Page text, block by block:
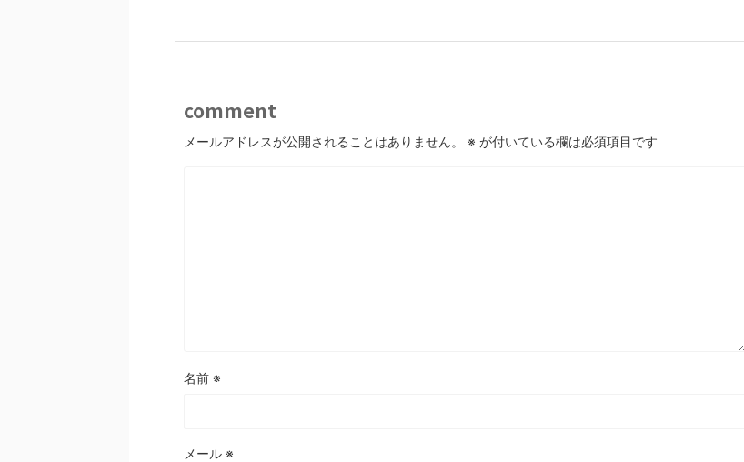
comment
メールアドレスが公開されることはありません。 ※ が付いている欄は必須項目です
名前 ※
メール ※